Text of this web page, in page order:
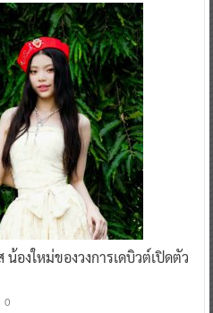
น้องใหม่ของวงการเดบิวต์เปิดตัว
0